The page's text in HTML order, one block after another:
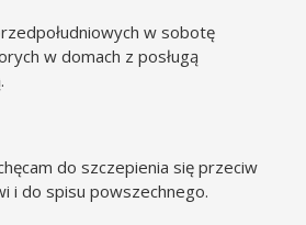
w sobotę
w domach z posługą
do szczepienia się przeciw
i do spisu powszechnego.